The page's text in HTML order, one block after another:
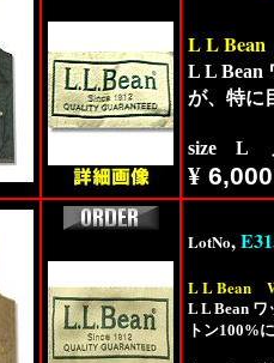
L L Bean
L L Bean
が、特に
size L 肩
¥ 6,000
LotNo,
L L Bean
L L Bean
トン100%